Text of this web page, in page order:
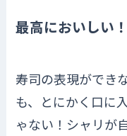
最高においしい！
寿司の表現ができ
も、とにかく口に
ゃない！シャリが